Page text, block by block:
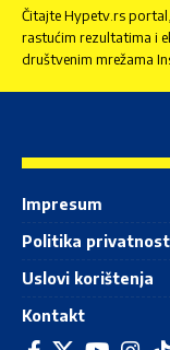
Čitajte Hypetv.rs
rastućim rezultatima i
društvenim mrežama
Impresum
Politika
Uslovi korištenja
Kontakt